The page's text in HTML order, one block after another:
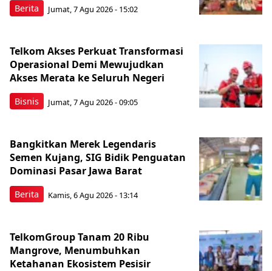
Berita Jumat, 7 Agu 2026 - 15:02
Bisnis
Telkom Akses Perkuat Transformasi
Operasional Demi Mewujudkan
Akses Merata ke Seluruh Negeri
Jumat, 7 Agu 2026 - 09:05
Berita
Bangkitkan Merek Legendaris
Semen Kujang, SIG Bidik Penguatan
Dominasi Pasar Jawa Barat
Kamis, 6 Agu 2026 - 13:14
TelkomGroup Tanam 20 Ribu
Mangrove, Menumbuhkan
Ketahanan Ekosistem Pesisir